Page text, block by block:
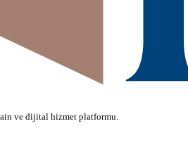
ve dijital hizmet platformu.